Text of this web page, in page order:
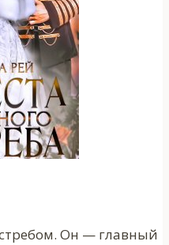
Он — главный